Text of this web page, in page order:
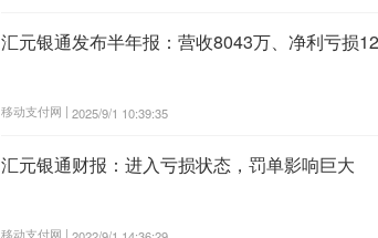
汇元银通发布半年报：营收8043万、净利亏损
移动支付网 | 2025/9/1 10:39:35
汇元银通财报：进入亏损状态，罚单影响巨大
移动支付网 |